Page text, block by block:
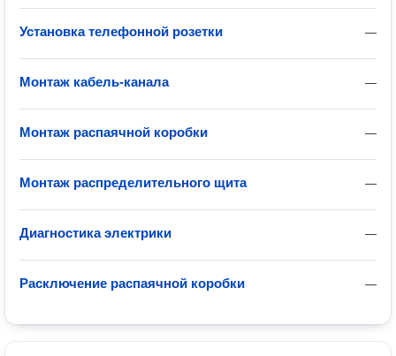
—
Установка телефонной розетки
—
Монтаж кабель-канала
—
Монтаж распаячной коробки
—
Монтаж распределительного щита
—
Диагностика электрики
—
Расключение распаячной коробки